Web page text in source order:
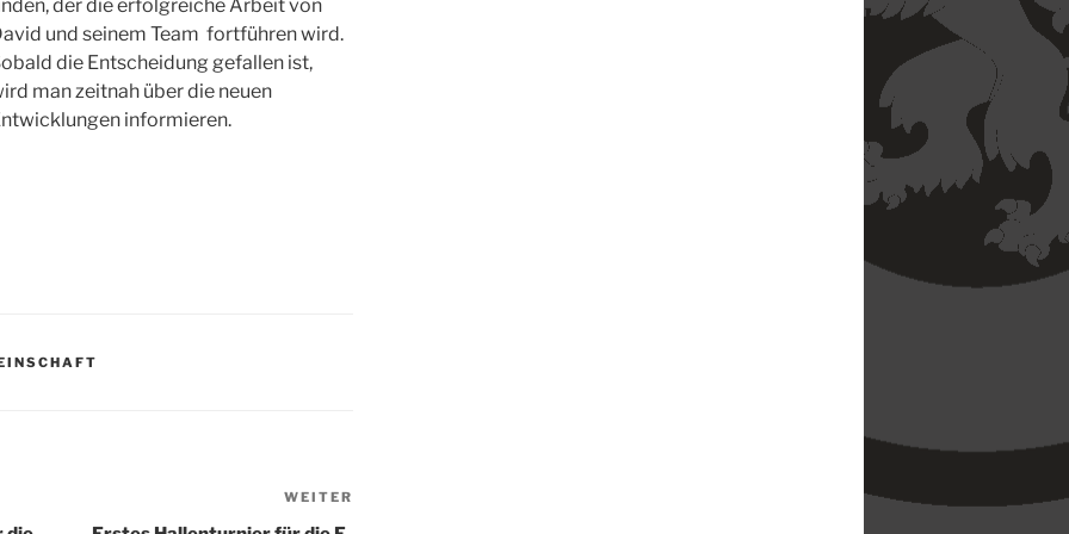
der die erfolgreiche Arbeit von
und seinem Team fortführen wird.
die Entscheidung gefallen ist,
man zeitnah über die neuen
informieren.
WEITER